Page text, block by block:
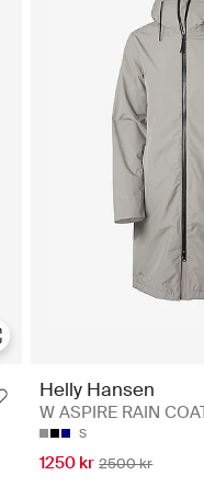
Helly Hansen
W ASPIRE RAIN
S
1250 kr 2500 kr